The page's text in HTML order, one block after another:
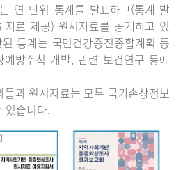
연 단위 통계를 발표하고(통계 발
료 제공) 원시자료를 공개하고 있
통계는 국민건강증진종합계획 등
방수칙 개발, 관련 보건연구 등에
과 원시자료는 모두 국가손상정보
있습니다.